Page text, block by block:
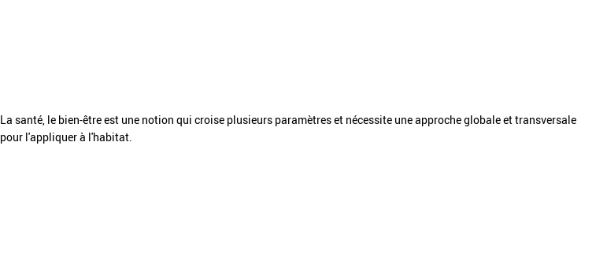
La santé, le bien-être est une notion qui croise plusieurs paramètres et nécessite une approche globale et transversale
pour l'appliquer à l'habitat.